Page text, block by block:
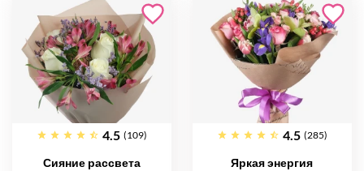
4.5 (109)
Сияние рассвета
4.5 (285)
Яркая энергия